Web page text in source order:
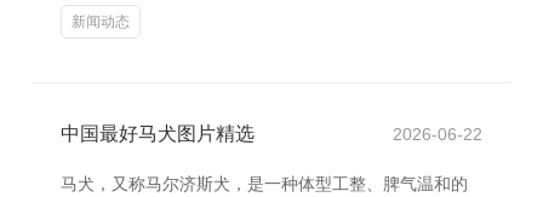
新闻动态
中国最好马犬图片精选 2026-06-22
马犬，又称马尔济斯犬，是一种体型工整、脾气温和的